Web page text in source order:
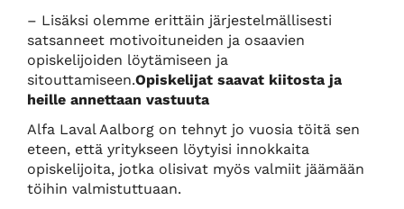
– Lisäksi olemme erittäin järjestelmällisesti
satsanneet motivoituneiden ja osaavien
opiskelijoiden löytämiseen ja
sitouttamiseen.Opiskelijat saavat kiitosta ja
heille annettaan vastuuta
Alfa Laval Aalborg on tehnyt jo vuosia töitä sen
eteen, että yritykseen löytyisi innokkaita
opiskelijoita, jotka olisivat myös valmiit jäämään
töihin valmistuttuaan.